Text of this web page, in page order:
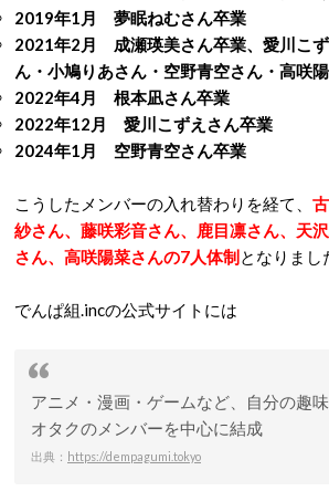
2019年1月 夢眠ねむさん卒業
2021年2月 成瀬瑛美さん卒業、愛川こ
ん・小鳩りあさん・空野青空さん・高咲
2022年4月 根本凪さん卒業
2022年12月 愛川こずえさん卒業
2024年1月 空野青空さん卒業
こうしたメンバーの入れ替わりを経て、
紗さん、藤咲彩音さん、鹿目凛さん、天
さん、高咲陽菜さんの7人体制となりまし
でんぱ組.incの公式サイトには
アニメ・漫画・ゲームなど、自分の趣
オタクのメンバーを中心に結成
出典： https://dempagumi.tokyo